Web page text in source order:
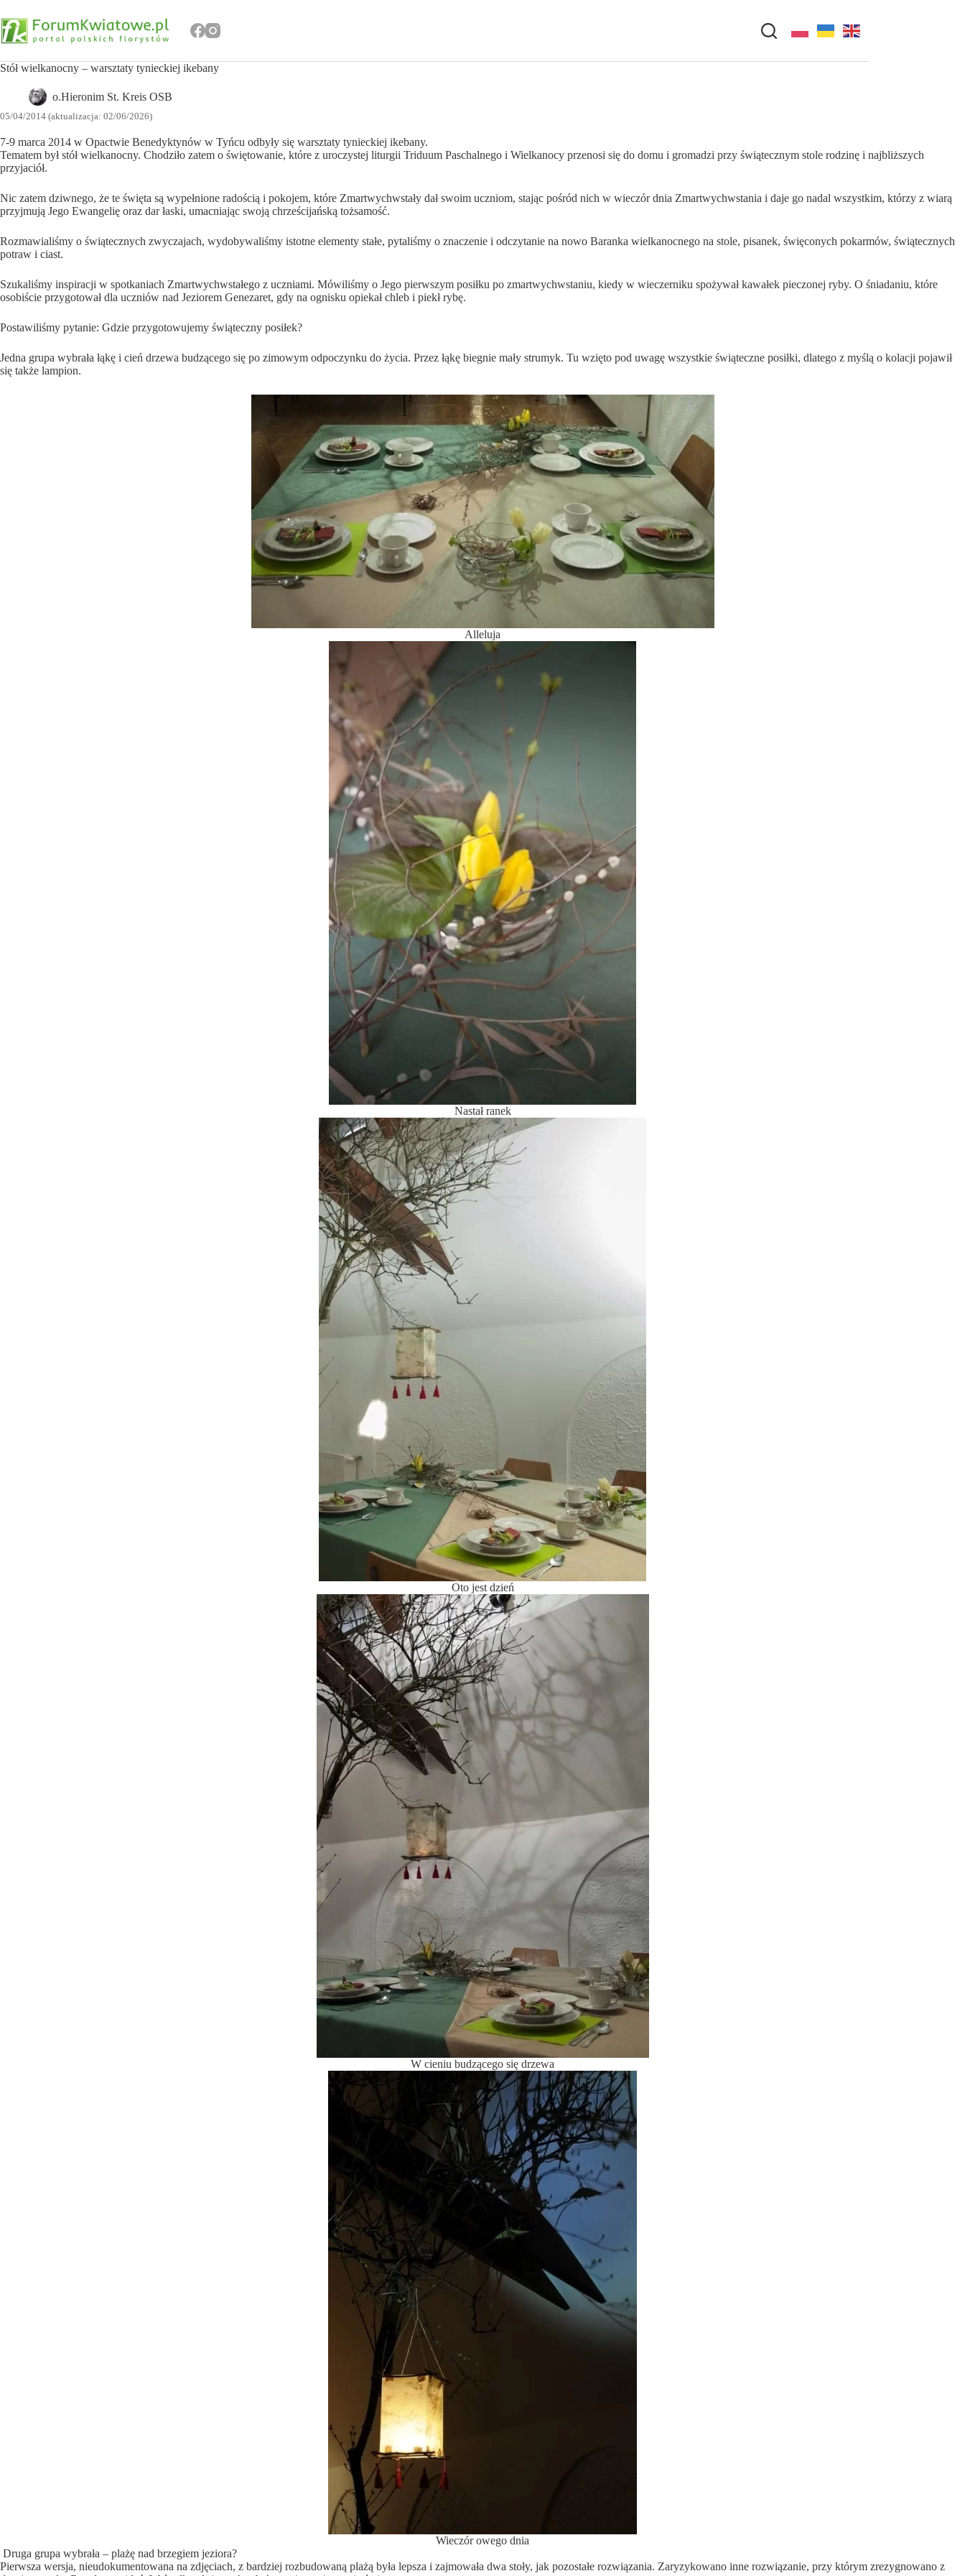
do
treści
Stół wielkanocny – warsztaty tynieckiej ikebany
o.Hieronim St. Kreis OSB
05/04/2014 (aktualizacja: 02/06/2026)
7-9 marca 2014 w Opactwie Benedyktynów w Tyńcu odbyły się warsztaty tynieckiej ikebany.
Tematem był stół wielkanocny. Chodziło zatem o świętowanie, które z uroczystej liturgii Triduum Paschalnego i Wielkanocy przenosi się do domu i gromadzi przy świątecznym stole rodzinę i najbliższych
przyjaciół.
Nic zatem dziwnego, że te święta są wypełnione radością i pokojem, które Zmartwychwstały dał swoim uczniom, stając pośród nich w wieczór dnia Zmartwychwstania i daje go nadal wszystkim, którzy z wiarą
przyjmują Jego Ewangelię oraz dar łaski, umacniając swoją chrześcijańską tożsamość.
Rozmawialiśmy o świątecznych zwyczajach, wydobywaliśmy istotne elementy stałe, pytaliśmy o znaczenie i odczytanie na nowo Baranka wielkanocnego na stole, pisanek, święconych pokarmów, świątecznych
potraw i ciast.
Szukaliśmy inspiracji w spotkaniach Zmartwychwstałego z uczniami. Mówiliśmy o Jego pierwszym posiłku po zmartwychwstaniu, kiedy w wieczerniku spożywał kawałek pieczonej ryby. O śniadaniu, które
osobiście przygotował dla uczniów nad Jeziorem Genezaret, gdy na ognisku opiekał chleb i piekł rybę.
Postawiliśmy pytanie: Gdzie przygotowujemy świąteczny posiłek?
Jedna grupa wybrała łąkę i cień drzewa budzącego się po zimowym odpoczynku do życia. Przez łąkę biegnie mały strumyk. Tu wzięto pod uwagę wszystkie świąteczne posiłki, dlatego z myślą o kolacji pojawił
się także lampion.
Alleluja
Nastał ranek
Oto jest dzień
W cieniu budzącego się drzewa
Wieczór owego dnia
Druga grupa wybrała – plażę nad brzegiem jeziora?
Pierwsza wersja, nieudokumentowana na zdjęciach, z bardziej rozbudowaną plażą była lepsza i zajmowała dwa stoły, jak pozostałe rozwiązania. Zaryzykowano inne rozwiązanie, przy którym zrezygnowano z